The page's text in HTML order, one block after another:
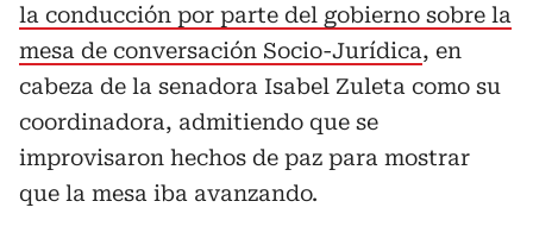
la conducción por parte del gobierno sobre la
mesa de conversación Socio-Jurídica, en
cabeza de la senadora Isabel Zuleta como su
coordinadora, admitiendo que se
improvisaron hechos de paz para mostrar
que la mesa iba avanzando.